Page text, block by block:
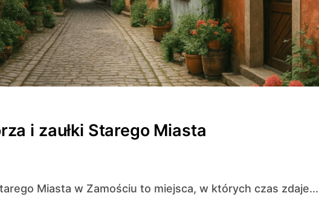
i zaułki Starego Miasta
Miasta w Zamościu to miejsca, w których czas zdaje...